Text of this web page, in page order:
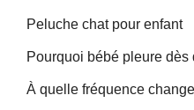
Peluche chat pour enfant
Pourquoi bébé pleure dès
À quelle fréquence